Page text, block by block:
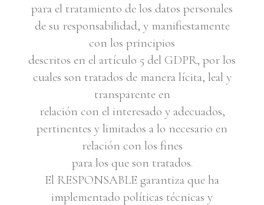
para el tratamiento de los datos personales
de su responsabilidad, y manifiestamente
con los principios
descritos en el artículo 5 del GDPR, por los
cuales son tratados de manera lícita, leal y
transparente en
relación con el interesado y adecuados,
pertinentes y limitados a lo necesario en
relación con los fines
para los que son tratados.
El RESPONSABLE garantiza que ha
implementado políticas técnicas y